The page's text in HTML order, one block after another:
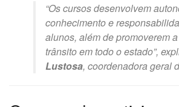
“Os cursos desenvolvem
conhecimento e
alunos, além de promoverem
trânsito em todo o estado”,
Lustosa, coordenadora geral